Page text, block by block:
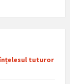
tuturor